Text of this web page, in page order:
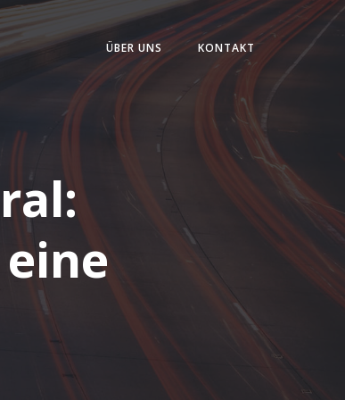
ÜBER UNS KONTAKT